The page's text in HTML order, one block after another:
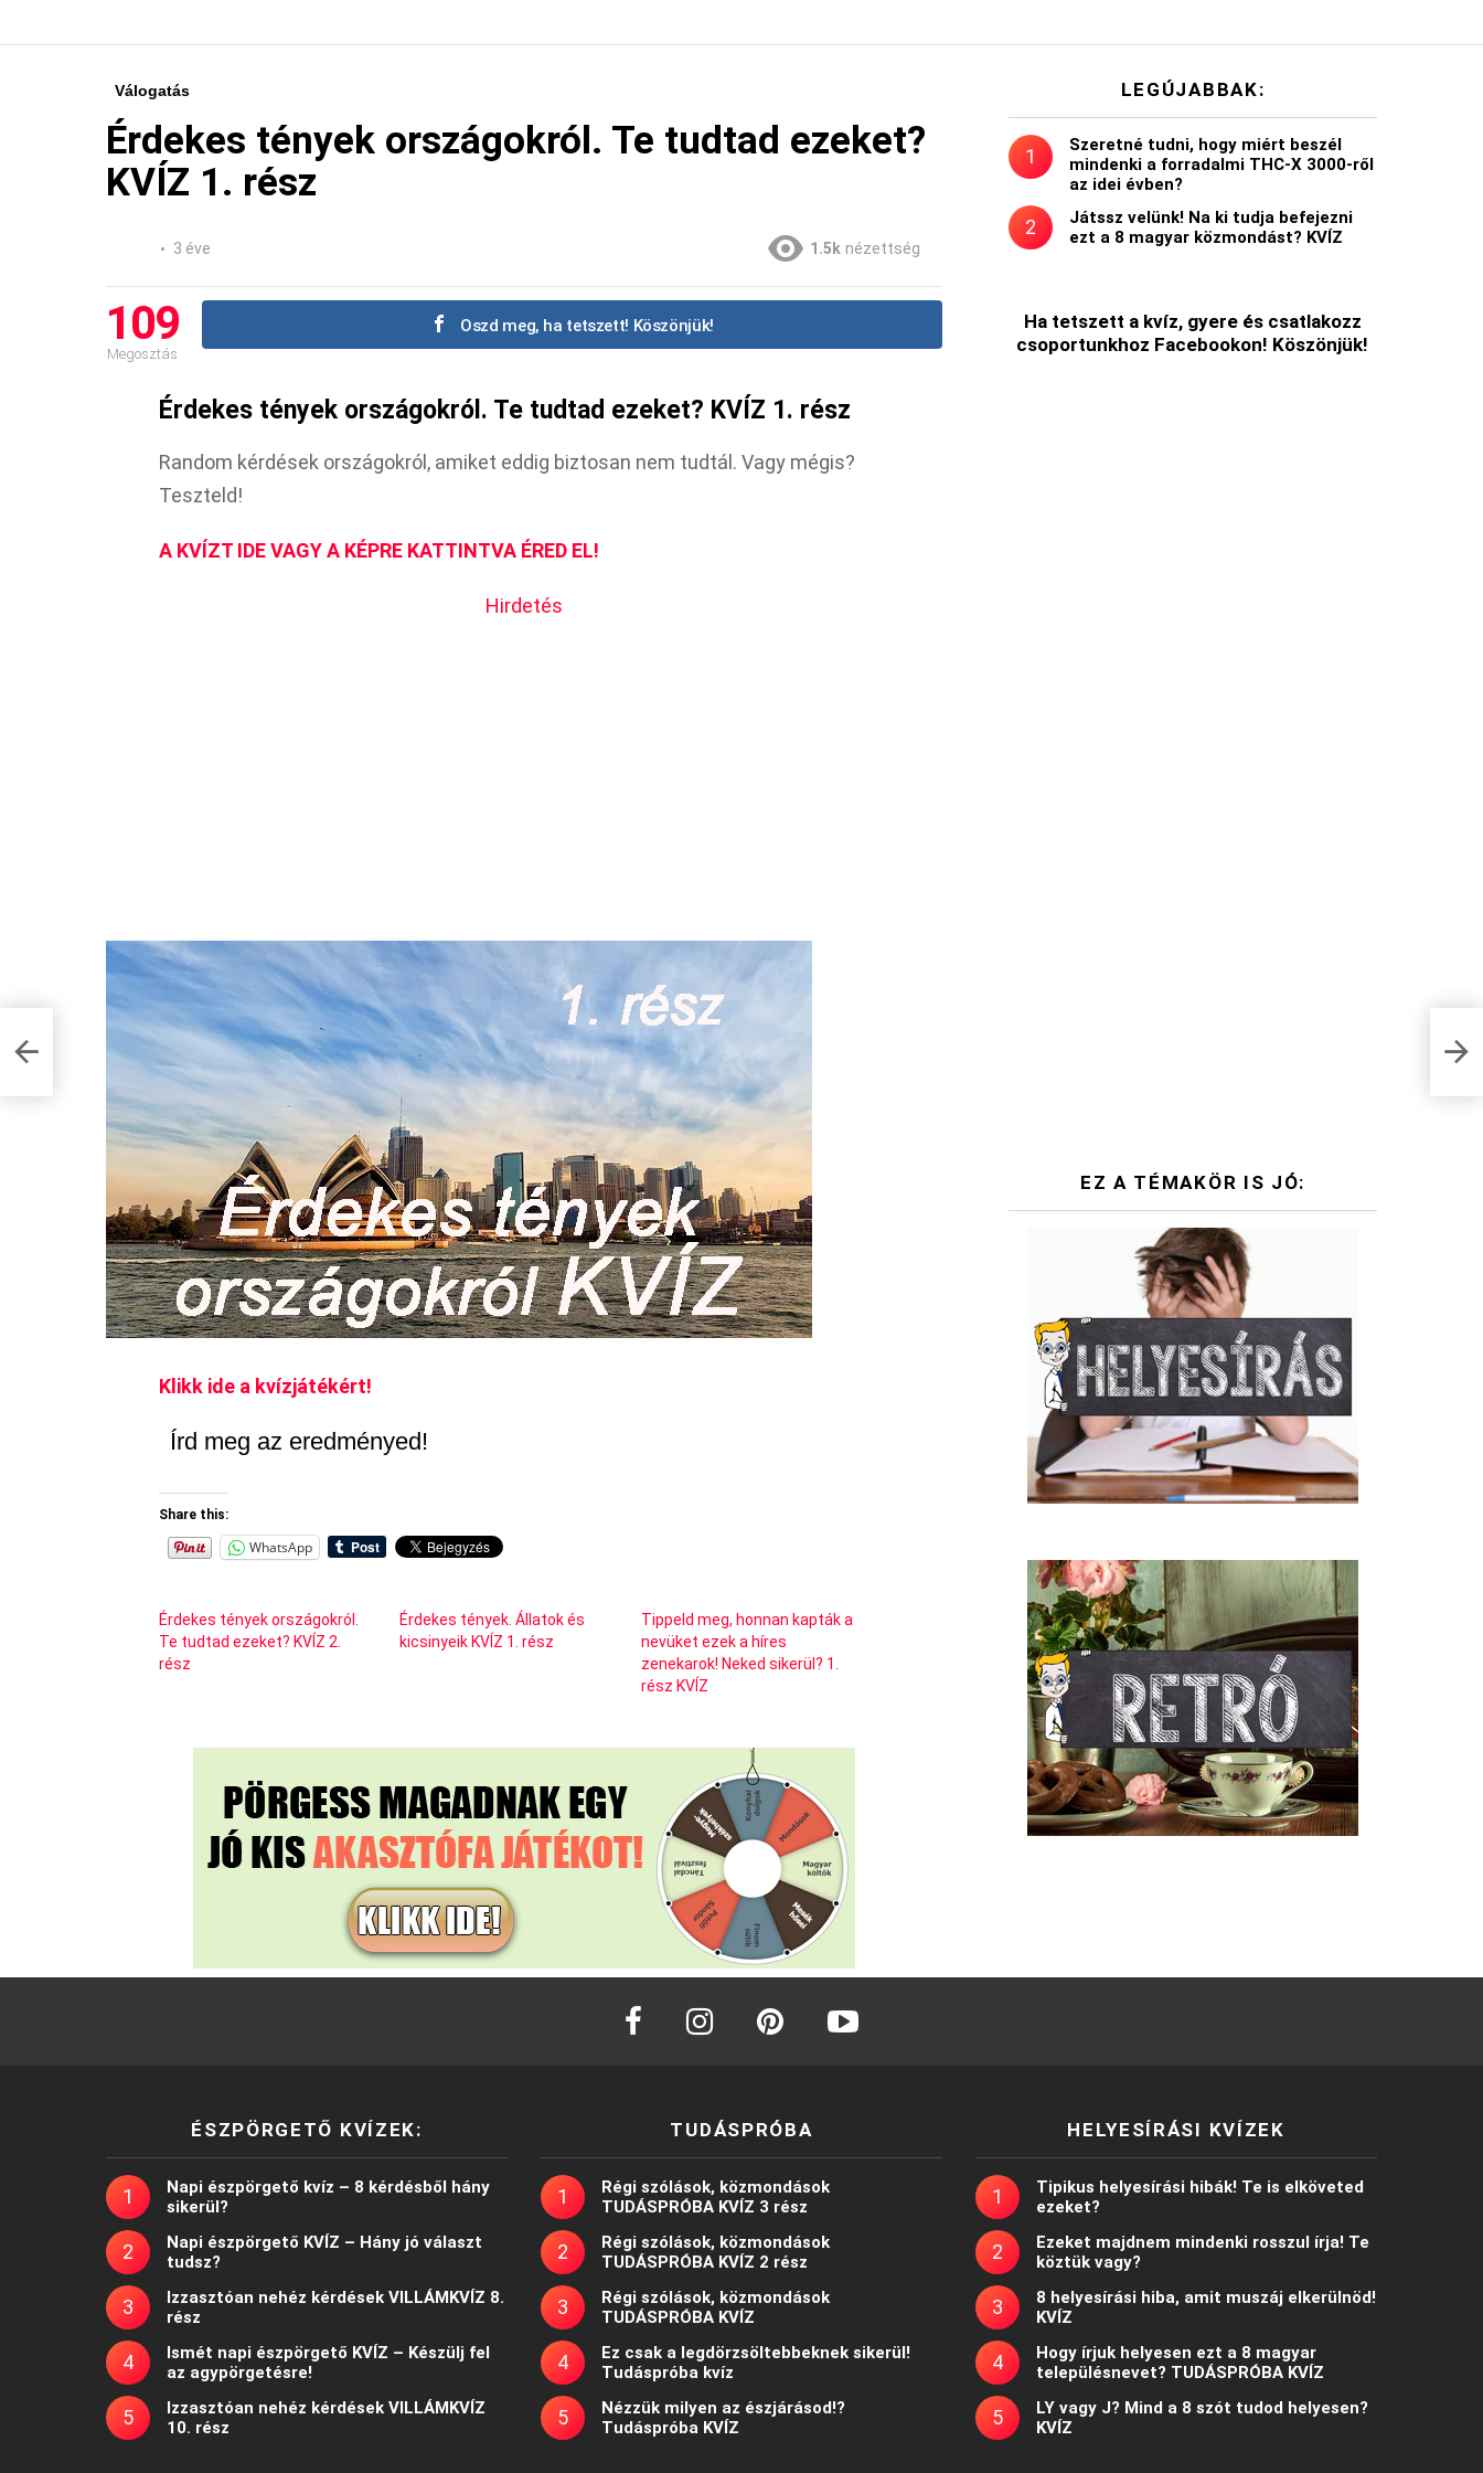
Válogatás
Érdekes tények országokról. Te tudtad ezeket?
KVÍZ 1. rész
3 éve 1.5k nézettség
109
Megosztás
Oszd meg, ha tetszett! Köszönjük!
Érdekes tények országokról. Te tudtad ezeket? KVÍZ 1. rész
Random kérdések országokról, amiket eddig biztosan nem tudtál. Vagy mégis?
Teszteld!
A KVÍZT IDE VAGY A KÉPRE KATTINTVA ÉRED EL!
Hirdetés
Klikk ide a kvízjátékért!
Írd meg az eredményed!
Share this:
WhatsApp
Érdekes tények országokról.
Te tudtad ezeket? KVÍZ 2.
rész
Érdekes tények. Állatok és
kicsinyeik KVÍZ 1. rész
Tippeld meg, honnan kapták a
nevüket ezek a híres
zenekarok! Neked sikerül? 1.
rész KVÍZ
LEGÚJABBAK:
Szeretné tudni, hogy miért beszél
mindenki a forradalmi THC-X 3000-ről
az idei évben?
Játssz velünk! Na ki tudja befejezni
ezt a 8 magyar közmondást? KVÍZ
Ha tetszett a kvíz, gyere és csatlakozz
csoportunkhoz Facebookon! Köszönjük!
EZ A TÉMAKÖR IS JÓ:
facebook instagram
ÉSZPÖRGETŐ KVÍZEK:
Napi észpörgető kvíz – 8 kérdésből hány
sikerül?
Napi észpörgető KVÍZ – Hány jó választ
tudsz?
Izzasztóan nehéz kérdések VILLÁMKVÍZ 8.
rész
Ismét napi észpörgető KVÍZ – Készülj fel
az agypörgetésre!
Izzasztóan nehéz kérdések VILLÁMKVÍZ
10. rész
TUDÁSPRÓBA
Régi szólások, közmondások
TUDÁSPRÓBA KVÍZ 3 rész
Régi szólások, közmondások
TUDÁSPRÓBA KVÍZ 2 rész
Régi szólások, közmondások
TUDÁSPRÓBA KVÍZ
Ez csak a legdörzsöltebbeknek sikerül!
Tudáspróba kvíz
Nézzük milyen az észjárásod!?
Tudáspróba KVÍZ
HELYESÍRÁSI KVÍZEK
Tipikus helyesírási hibák! Te is elköveted
ezeket?
Ezeket majdnem mindenki rosszul írja! Te
köztük vagy?
8 helyesírási hiba, amit muszáj elkerülnöd!
KVÍZ
Hogy írjuk helyesen ezt a 8 magyar
településnevet? TUDÁSPRÓBA KVÍZ
LY vagy J? Mind a 8 szót tudod helyesen?
KVÍZ